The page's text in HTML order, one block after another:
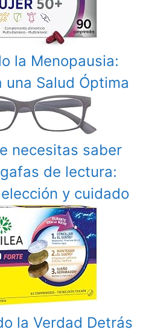
la Menopausia:
una Salud Óptima
necesitas saber
de lectura:
y cuidado
la Verdad Detrás